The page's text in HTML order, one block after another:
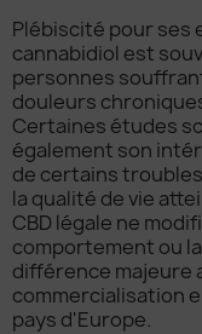
Plébiscité pour ses
cannabidiol est
personnes
douleurs
Certaines études
également son
de certains
la qualité de vie
CBD légale ne
comportement ou
différence majeure
commercialisation
pays d'Europe.